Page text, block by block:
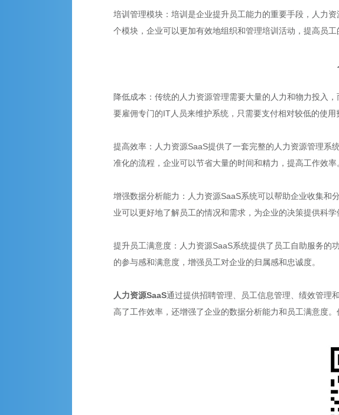
培训管理模块：培训是企业提升员工能力的重要手段，人力
个模块，企业可以更加有效地组织和管理培训活动，提高员工
降低成本：传统的人力资源管理需要大量的人力和物力投入，
要雇佣专门的IT人员来维护系统，只需要支付相对较低的使用
提高效率：人力资源SaaS提供了一套完整的人力资源管理系
准化的流程，企业可以节省大量的时间和精力，提高工作效率
增强数据分析能力：人力资源SaaS系统可以帮助企业收集和
业可以更好地了解员工的情况和需求，为企业的决策提供科学
提升员工满意度：人力资源SaaS系统提供了员工自助服务的
的参与感和满意度，增强员工对企业的归属感和忠诚度。
人力资源SaaS通过提供招聘管理、员工信息管理、绩效管理
高了工作效率，还增强了企业的数据分析能力和员工满意度